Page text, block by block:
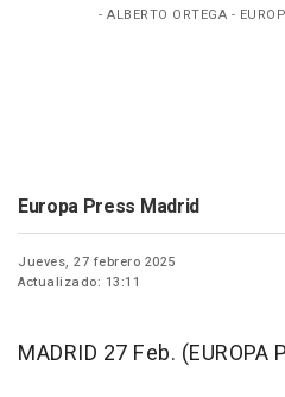
- ALBERTO ORTEGA -
Europa Press Madrid
Jueves, 27 febrero 2025
Actualizado: 13:11
MADRID 27 Feb. (EUROPA